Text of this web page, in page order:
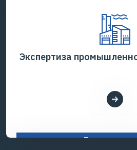
Экспертиза
Показать все